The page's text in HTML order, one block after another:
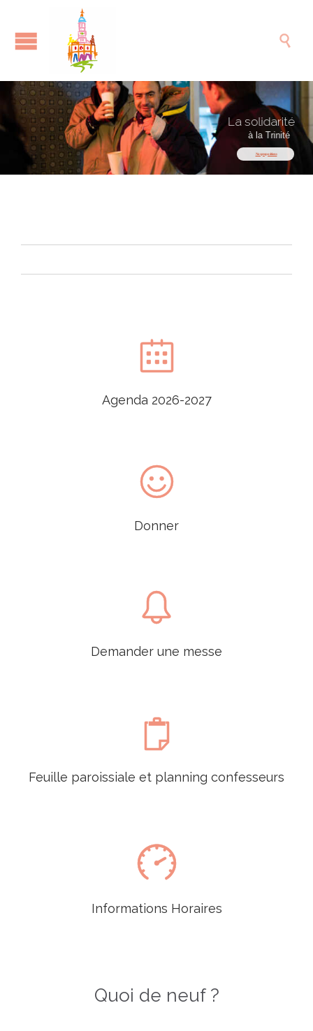

à la Trinité
La solidarité
Nos propositions

Agenda 2026-2027

Donner

Demander une messe

Feuille paroissiale et planning confesseurs

Informations Horaires
Quoi de neuf ?